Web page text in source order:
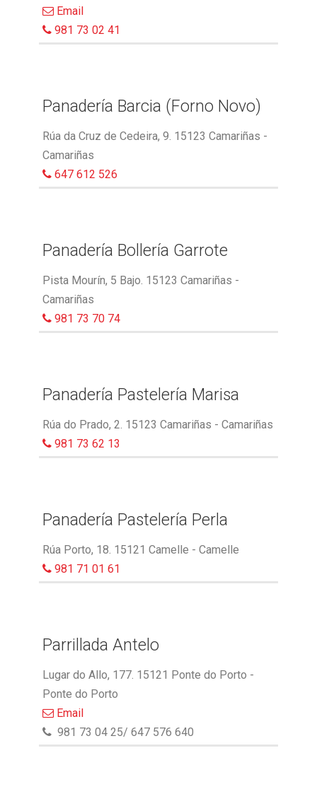
Email
981 73 02 41
Panadería Barcia (Forno Novo)
Rúa da Cruz de Cedeira, 9. 15123 Camariñas -
Camariñas
647 612 526
Panadería Bollería Garrote
Pista Mourín, 5 Bajo. 15123 Camariñas -
Camariñas
981 73 70 74
Panadería Pastelería Marisa
Rúa do Prado, 2. 15123 Camariñas - Camariñas
981 73 62 13
Panadería Pastelería Perla
Rúa Porto, 18. 15121 Camelle - Camelle
981 71 01 61
Parrillada Antelo
Lugar do Allo, 177. 15121 Ponte do Porto -
Ponte do Porto
Email
981 73 04 25/ 647 576 640